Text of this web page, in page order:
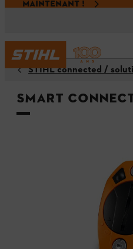
MAINTENANT !
STIHL connected /
Smart